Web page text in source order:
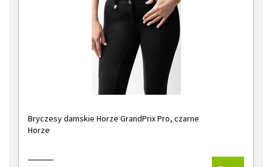
Bryczesy damskie Horze GrandPrix Pro, czarne
Horze